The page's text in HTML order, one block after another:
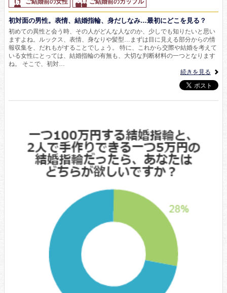
ご結婚前の女性 ご結婚前のカップル
初対面の男性。表情、結婚指輪、身だしなみ…最初にどこを見る？
初めての異性と会う時、その人がどんな人なのか、少しでも知りたいと思い
ますよね。ルックス、表情、身なりや髪型…まずは目に見える部分からの情
報収集を、だれもがすることでしょう。 特に、これから交際や結婚を考えて
いる女性にとっては、結婚指輪の有無も、大切な判断材料の一つとなります
ね。 そこで、初対…
続きを見る